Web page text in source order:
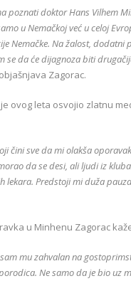
poznati doktor Hans Vilhem
u Nemačkoj već u celoj
Nemačke. Na žalost,
se da će dijagnoza biti
objašnjava Zagorac.
ovog leta osvojio zlatnu
čini sve da mi olakša
da se desi, ali ljudi iz
lekara. Predstoji mi duža
u Minhenu Zagorac
mu zahvalan na
Ne samo da je bio uz